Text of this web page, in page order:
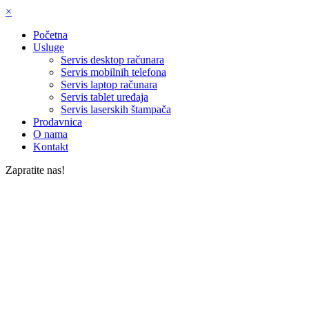
×
Početna
Usluge
Servis desktop računara
Servis mobilnih telefona
Servis laptop računara
Servis tablet uređaja
Servis laserskih štampača
Prodavnica
O nama
Kontakt
Zapratite nas!